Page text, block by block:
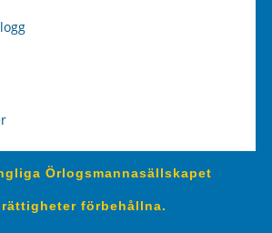
Örlogsmannasällskapet
förbehållna.